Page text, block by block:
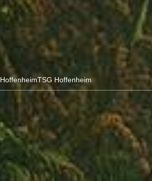
HoffenheimTSG Hoffenheim